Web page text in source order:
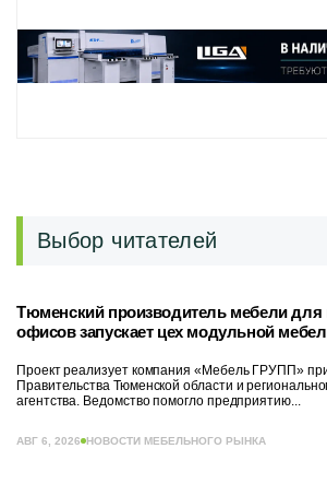
Выбор читателей
Тюменский производитель мебели для
офисов запускает цех модульной
Проект реализует компания «Мебель ГРУПП»
Правительства Тюменской области и
агентства. Ведомство помогло предприятию...
АВГ 6, 2026 НОВОСТИ МЕБЕЛЬНОГО РЫНКА